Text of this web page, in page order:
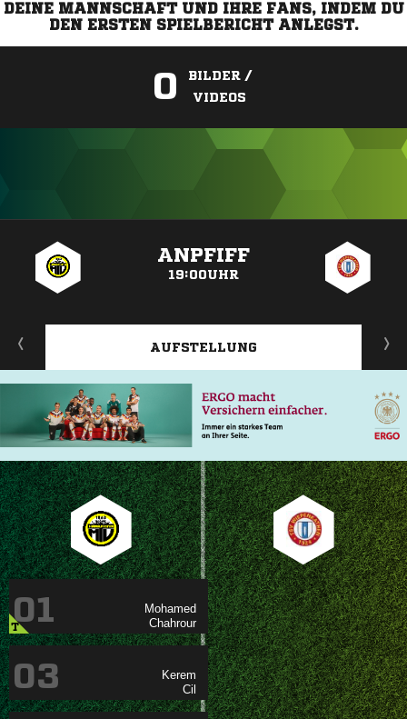
DEINE MANNSCHAFT UND IHRE FANS, INDEM DU
DEN ERSTEN SPIELBERICHT ANLEGST.
0
BILDER /
VIDEOS
ANPFIFF
19:00UHR
AUFSTELLUNG


01
T


03